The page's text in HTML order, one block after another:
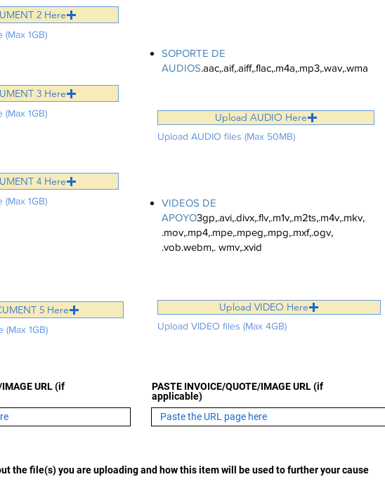
2 Here
1GB)
3 Here
1GB)
4 Here
1GB)
5 Here
(Max 1GB)
SOPORTE DE
AUDIOS.aac,.aif,.aiff,.flac,.m4a,.mp3,.wav,.wma
Upload AUDIO Here
Upload AUDIO files (Max 50MB)
VIDEOS DE
APOYO3gp,.avi,.divx,.flv,.m1v,.m2ts,.m4v,.mkv,
.mov,.mp4,.mpe,.mpeg,.mpg,.mxf,.ogv,
.vob.webm,. wmv,.xvid
Upload VIDEO Here
Upload VIDEO files (Max 4GB)
URL (if
PASTE INVOICE/QUOTE/IMAGE URL (if
applicable)
the file(s) you are uploading and how this item will be used to further your cause